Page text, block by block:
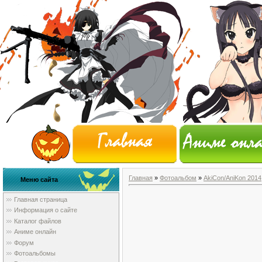
Меню сайта
Главная страница
Информация о сайте
Каталог файлов
Аниме онлайн
Форум
Фотоальбомы
Главная » Фотоальбом » AkiCon/AniKon 2014